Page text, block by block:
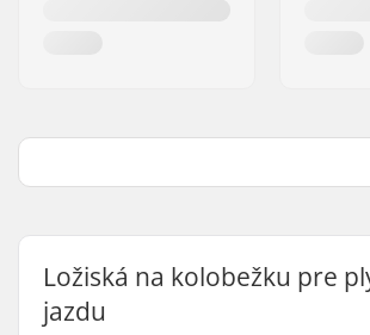
Ložiská na kolobežku pre
jazdu